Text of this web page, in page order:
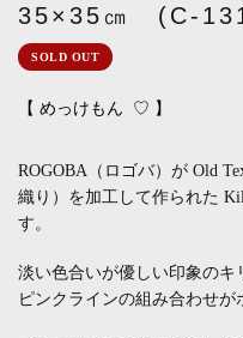
35×35㎝ (C-
SOLD OUT
【 めっけもん ♡ 】
ROGOBA（ロゴバ）が Old
織り）を加工して作られた
す。
淡い色合いが優しい印象の
ピンクラインの組み合わせが